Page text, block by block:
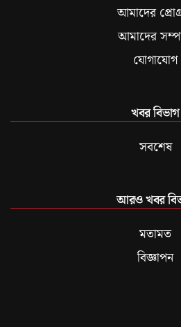
আমাদের
আমাদের
যোগাযোগ
খবর বিভাগ
সবশেষ
আরও খবর
মতামত
বিজ্ঞাপন